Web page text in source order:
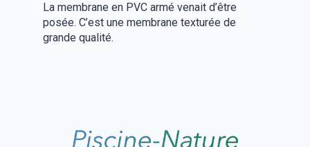
La membrane en PVC armé venait d’être
posée. C’est une membrane texturée de
grande qualité.